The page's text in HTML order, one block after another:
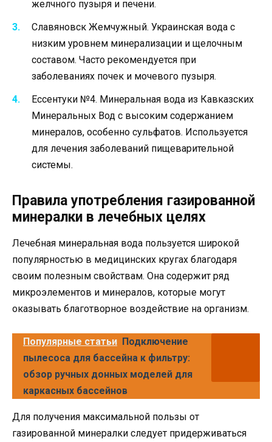
желчного пузыря и печени.
Славяновск Жемчужный. Украинская вода с
низким уровнем минерализации и щелочным
составом. Часто рекомендуется при
заболеваниях почек и мочевого пузыря.
Ессентуки №4. Минеральная вода из Кавказских
Минеральных Вод с высоким содержанием
минералов, особенно сульфатов. Используется
для лечения заболеваний пищеварительной
системы.
Правила употребления газированной
минералки в лечебных целях
Лечебная минеральная вода пользуется широкой
популярностью в медицинских кругах благодаря
своим полезным свойствам. Она содержит ряд
микроэлементов и минералов, которые могут
оказывать благотворное воздействие на организм.
Популярные статьи Подключение
пылесоса для бассейна к фильтру:
обзор ручных донных моделей для
каркасных бассейнов
Для получения максимальной пользы от
газированной минералки следует придерживаться